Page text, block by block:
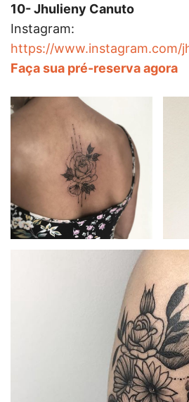
10- Jhulieny Canuto
Instagram:
https://www.instagram.com/
Faça sua pré-reserva agora